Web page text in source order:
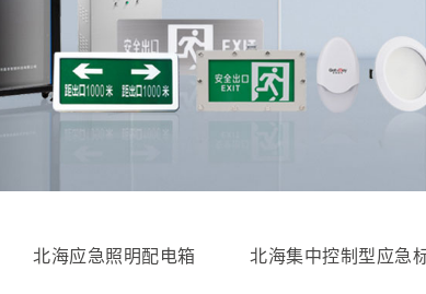
北海应急照明配电箱 北海集中控制型应急